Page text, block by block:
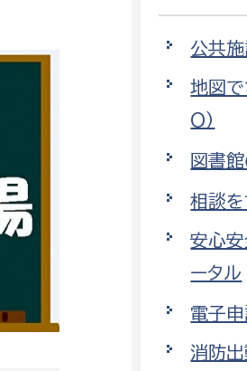
働きたい
小田原のことを
イベント・講座
環境部
環境政
ゼロカ
環境保
環境事
公共
地図
O）
図書
相談を
安心安
ータル
電子申
消防出